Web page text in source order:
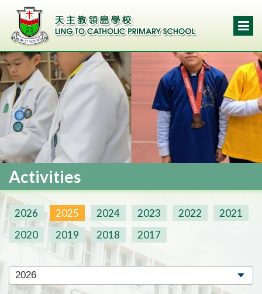
Activities
2026 2025 2024 2023 2022
2021
2020
2019 2018 2017